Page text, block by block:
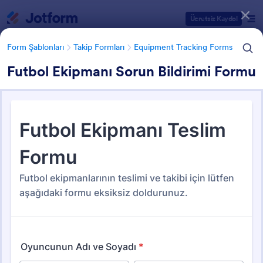
Ücretsiz Kaydol
Form Şablonları Takip Formları Equipment Tracking Forms
Futbol Ekipmanı Sorun Bildirimi Formu
Form Şablonları Takip Formları Equipment Tracking Forms
Equipment Tracking Forms
Form Şablonu Kategorileri